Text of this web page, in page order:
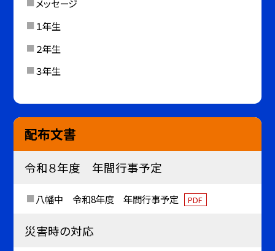
メッセージ
１年生
２年生
３年生
配布文書
令和８年度 年間行事予定
八幡中 令和8年度 年間行事予定 PDF
災害時の対応